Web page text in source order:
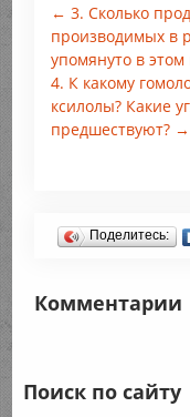
← 3. Сколько
производимых в
упомянуто в этом
4. К какому
ксилолы? Какие
предшествуют? →
Поделитесь:
Комментарии
Поиск по сайту